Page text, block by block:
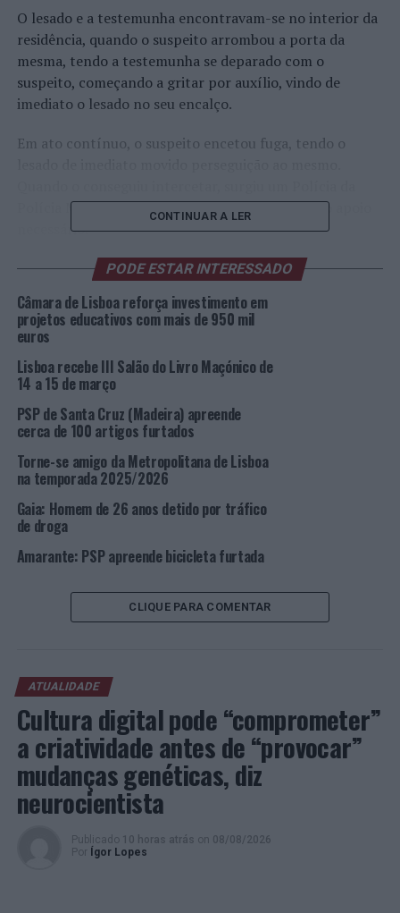
O lesado e a testemunha encontravam-se no interior da
residência, quando o suspeito arrombou a porta da
mesma, tendo a testemunha se deparado com o
suspeito, começando a gritar por auxílio, vindo de
imediato o lesado no seu encalço.
Em ato contínuo, o suspeito encetou fuga, tendo o
Polícia Municipal de Lisboa que acabou por dar o apoio
necessário.
Uma vez que o lesado desejou procedimento criminal
detenção.
para ser presente a tribunal, onde foi decretada a
medida de coação de prisão preventiva.
Foto: DR.
TÓPICOS RELACIONADOS:
PRÓXIMO
Lisboa: Carteirista de 35 anos detido
Lisboa: Prisão Preventiva para Ex-Companheiro por
Violência Doméstica
CONTINUAR A LER
PODE ESTAR INTERESSADO
Câmara de Lisboa reforça investimento em
projetos educativos com mais de 950 mil
euros
Lisboa recebe III Salão do Livro Maçónico de
14 a 15 de março
PSP de Santa Cruz (Madeira) apreende
cerca de 100 artigos furtados
Torne-se amigo da Metropolitana de Lisboa
na temporada 2025/2026
Gaia: Homem de 26 anos detido por tráfico
de droga
Amarante: PSP apreende bicicleta furtada
CLIQUE PARA COMENTAR
ATUALIDADE
Cultura digital pode “comprometer”
a criatividade antes de “provocar”
mudanças genéticas, diz
neurocientista
Publicado 10 horas atrás on 08/08/2026
Por
Ígor Lopes